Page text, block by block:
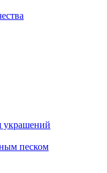
украшений
песком